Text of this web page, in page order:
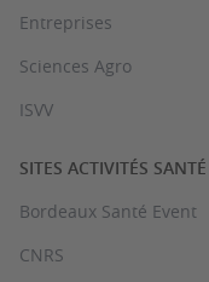
Entreprises
Sciences Agro
ISVV
SITES ACTIVITÉS SANTÉ
Bordeaux Santé Event
CNRS